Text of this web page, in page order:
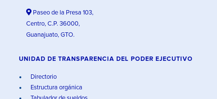
Paseo de la Presa 103,
Centro, C.P. 36000,
Guanajuato, GTO.
UNIDAD DE TRANSPARENCIA DEL PODER EJECUTIVO
Directorio
Estructura orgánica